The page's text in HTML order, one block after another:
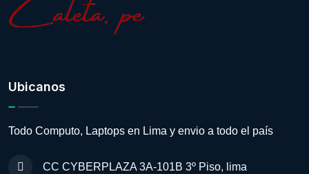
Ubicanos
Todo Computo, Laptops en Lima y envio a todo el país
CC CYBERPLAZA 3A-101B 3º Piso, lima